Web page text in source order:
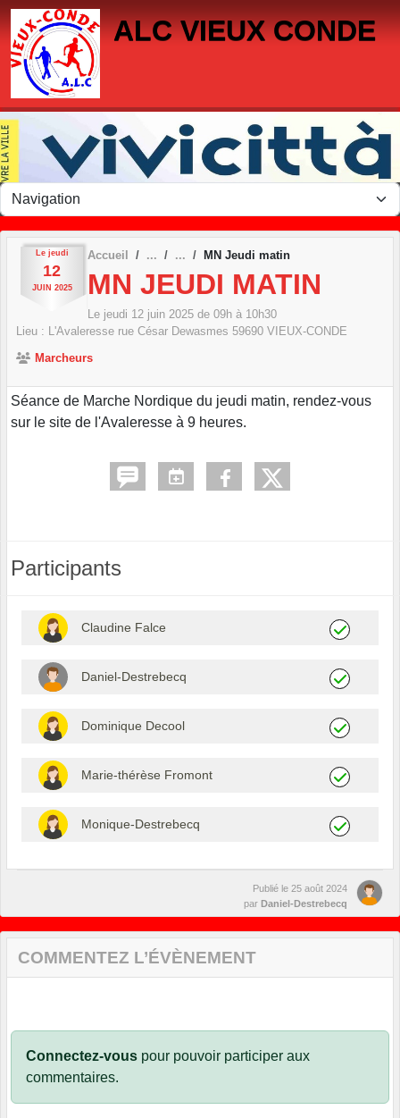
ALC VIEUX CONDE
Le jeudi
12
JUIN 2025
Accueil MN Jeudi matin
MN JEUDI MATIN
Le jeudi 12 juin 2025 de 09h à 10h30
Lieu : L'Avaleresse rue César Dewasmes 59690 VIEUX-CONDE
Marcheurs
Séance de Marche Nordique du jeudi matin, rendez-vous
sur le site de l'Avaleresse à 9 heures.
Participants
Claudine Falce
Daniel-Destrebecq
Dominique Decool
Marie-thérèse Fromont
Monique-Destrebecq
Publié le 25 août 2024
par Daniel-Destrebecq
COMMENTEZ L’ÉVÈNEMENT
Connectez-vous pour pouvoir participer aux
commentaires.
Panneau de gestion des cookies